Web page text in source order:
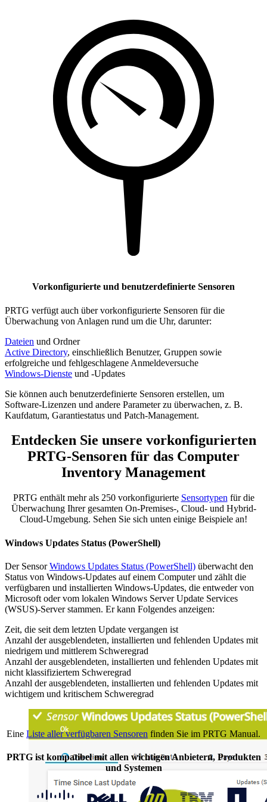
Vorkonfigurierte und benutzerdefinierte Sensoren
PRTG verfügt auch über vorkonfigurierte Sensoren für die
Überwachung von Anlagen rund um die Uhr, darunter:
Dateien und Ordner
Active Directory, einschließlich Benutzer, Gruppen sowie
erfolgreiche und fehlgeschlagene Anmeldeversuche
Windows-Dienste und -Updates
Sie können auch benutzerdefinierte Sensoren erstellen, um
Software-Lizenzen und andere Parameter zu überwachen, z. B.
Kaufdatum, Garantiestatus und Patch-Management.
Entdecken Sie unsere vorkonfigurierten
PRTG-Sensoren für das Computer
Inventory Management
PRTG enthält mehr als 250 vorkonfigurierte Sensortypen für die
Überwachung Ihrer gesamten On-Premises-, Cloud- und Hybrid-
Cloud-Umgebung. Sehen Sie sich unten einige Beispiele an!
Windows Updates Status (PowerShell)
Der SensorWindows Updates Status (PowerShell) überwacht den
Status von Windows-Updates auf einem Computer und zählt die
verfügbaren und installierten Windows-Updates, die entweder von
Microsoft oder vom lokalen Windows Server Update Services
(WSUS)-Server stammen. Er kann Folgendes anzeigen:
Zeit, die seit dem letzten Update vergangen ist
Anzahl der ausgeblendeten, installierten und fehlenden Updates mit
niedrigem und mittlerem Schweregrad
Anzahl der ausgeblendeten, installierten und fehlenden Updates mit
nicht klassifiziertem Schweregrad
Anzahl der ausgeblendeten, installierten und fehlenden Updates mit
wichtigem und kritischem Schweregrad
Eine Liste aller verfügbaren Sensoren finden Sie im PRTG Manual.
PRTG ist kompatibel mit allen wichtigen Anbietern, Produkten
und Systemen